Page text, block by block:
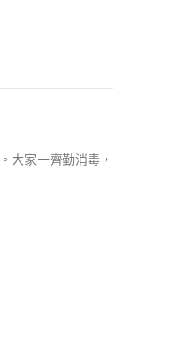
。大家一齊勤消毒，